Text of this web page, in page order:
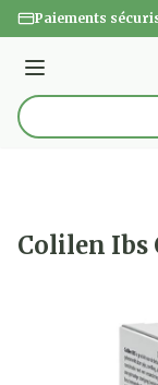
Aller au contenu
Paiements
Menu
Rechercher
Colilen Ibs